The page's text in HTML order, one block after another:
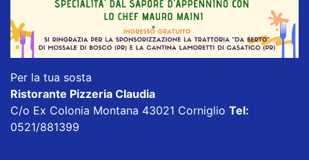
Per la tua sosta
Ristorante Pizzeria Claudia
C/o Ex Colonia Montana 43021 Corniglio Tel:
0521/881399